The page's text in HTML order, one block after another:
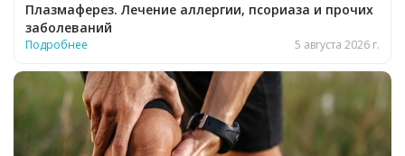
Плазмаферез. Лечение аллергии, псориаза и прочих
заболеваний
Подробнее 5 августа 2026 г.